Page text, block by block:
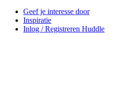
Geef je interesse door
Inspiratie
Inlog / Registreren Huddle